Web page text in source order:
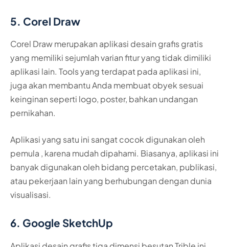
5. Corel Draw
Corel Draw merupakan aplikasi desain grafis gratis
yang memiliki sejumlah varian fitur yang tidak dimiliki
aplikasi lain. Tools yang terdapat pada aplikasi ini,
juga akan membantu Anda membuat obyek sesuai
keinginan seperti logo, poster, bahkan undangan
pernikahan.
Aplikasi yang satu ini sangat cocok digunakan oleh
pemula , karena mudah dipahami. Biasanya, aplikasi ini
banyak digunakan oleh bidang percetakan, publikasi,
atau pekerjaan lain yang berhubungan dengan dunia
visualisasi.
6. Google SketchUp